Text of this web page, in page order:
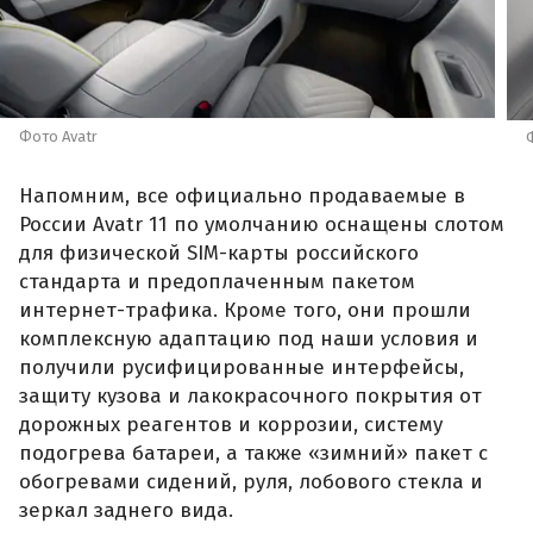
Фото Avatr
Напомним, все официально продаваемые в
России Avatr 11 по умолчанию оснащены слотом
для физической SIM-карты российского
стандарта и предоплаченным пакетом
интернет-трафика. Кроме того, они прошли
комплексную адаптацию под наши условия и
получили русифицированные интерфейсы,
защиту кузова и лакокрасочного покрытия от
дорожных реагентов и коррозии, систему
подогрева батареи, а также «зимний» пакет с
обогревами сидений, руля, лобового стекла и
зеркал заднего вида.